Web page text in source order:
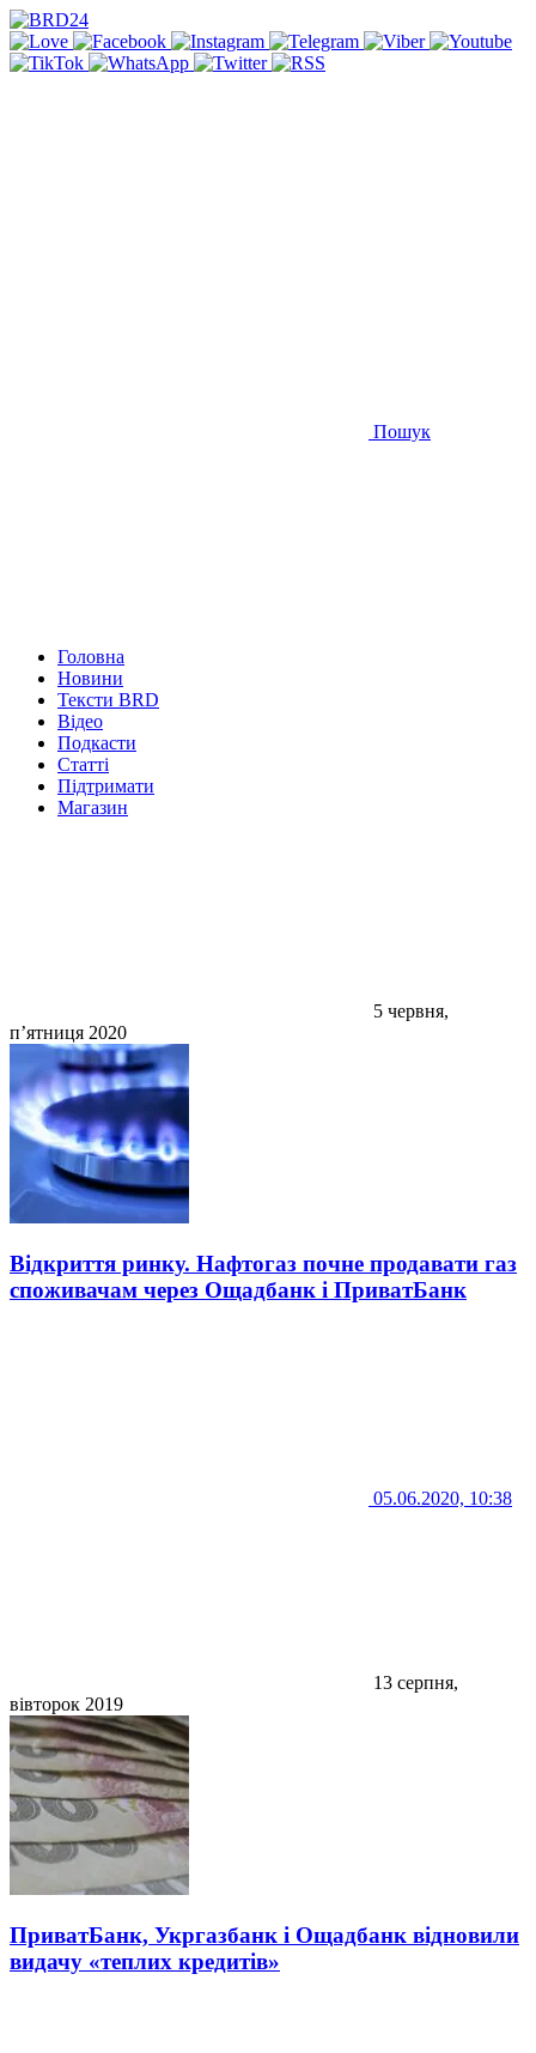
Пошук
Головна
Новини
Тексти BRD
Відео
Подкасти
Статті
Підтримати
Магазин
5 червня,
п’ятниця 2020
Відкриття ринку. Нафтогаз почне продавати газ
споживачам через Ощадбанк і ПриватБанк
05.06.2020, 10:38
13 серпня,
вівторок 2019
ПриватБанк, Укргазбанк і Ощадбанк відновили
видачу «теплих кредитів»